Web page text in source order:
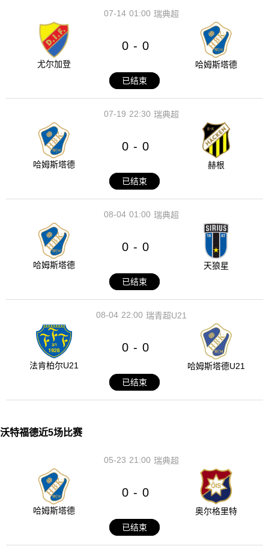
01:00
07-14 瑞典超
尤尔加登
0 - 0
哈姆斯塔德
已结束
22:30
07-19 瑞典超
哈姆斯塔德
0 - 0
赫根
已结束
01:00
08-04 瑞典超
哈姆斯塔德
0 - 0
天狼星
已结束
22:00
08-04 瑞青超U21
法肯柏尔U21
0 - 0
哈姆斯塔德U21
已结束
沃特福德近5场比赛
21:00
05-23 瑞典超
哈姆斯塔德
0 - 0
奥尔格里特
已结束